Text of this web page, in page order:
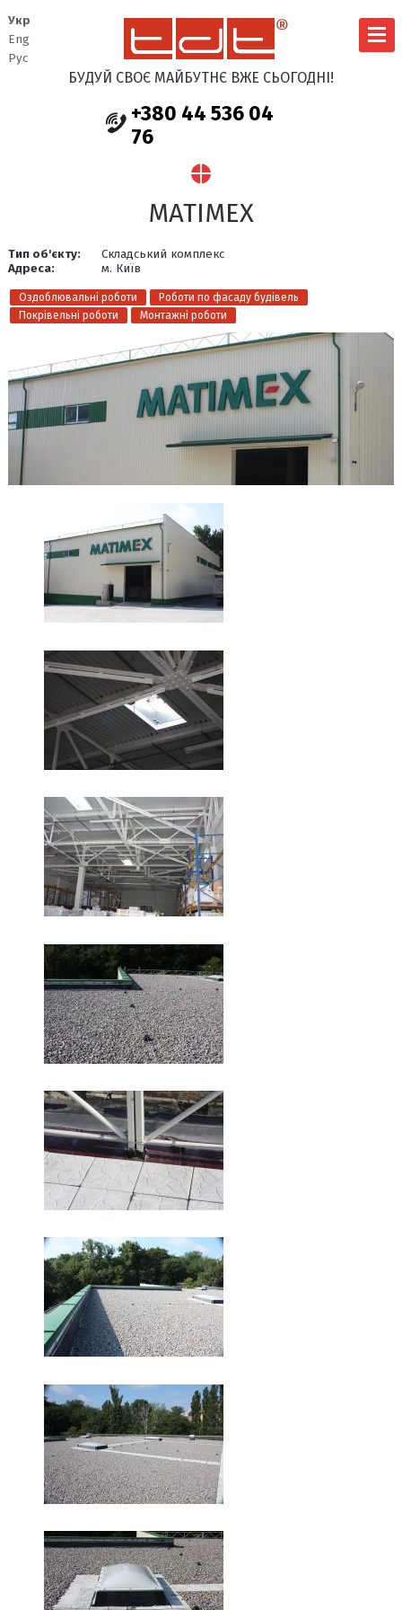
БУДУЙ СВОЄ МАЙБУТНЄ ВЖЕ СЬОГОДНІ!
+380 44 536 04
76
Укр
Eng
Рус
MATIMEX
Тип об'єкту:
Складський комплекс
Адреса:
м. Київ
Оздоблювальні роботи
Роботи по фасаду будівель
Покрівельні роботи
Монтажні роботи